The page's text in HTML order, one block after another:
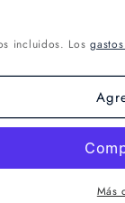
incluidos. Los
Más